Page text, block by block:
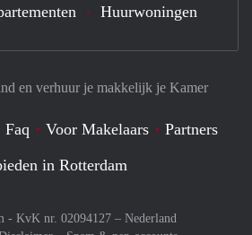
en verhuur je makkelijk je Kamer
Faq Voor Makelaars
Partners
in Rotterdam
- KvK nr. 02094127 – Nederland
Huurwoningen